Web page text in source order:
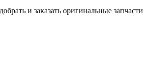
и заказать оригинальные запчасти